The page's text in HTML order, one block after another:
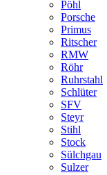
Pöhl
Porsche
Primus
Ritscher
RMW
Röhr
Ruhrstahl
Schlüter
SFV
Steyr
Stihl
Stock
Sülchgau
Sulzer